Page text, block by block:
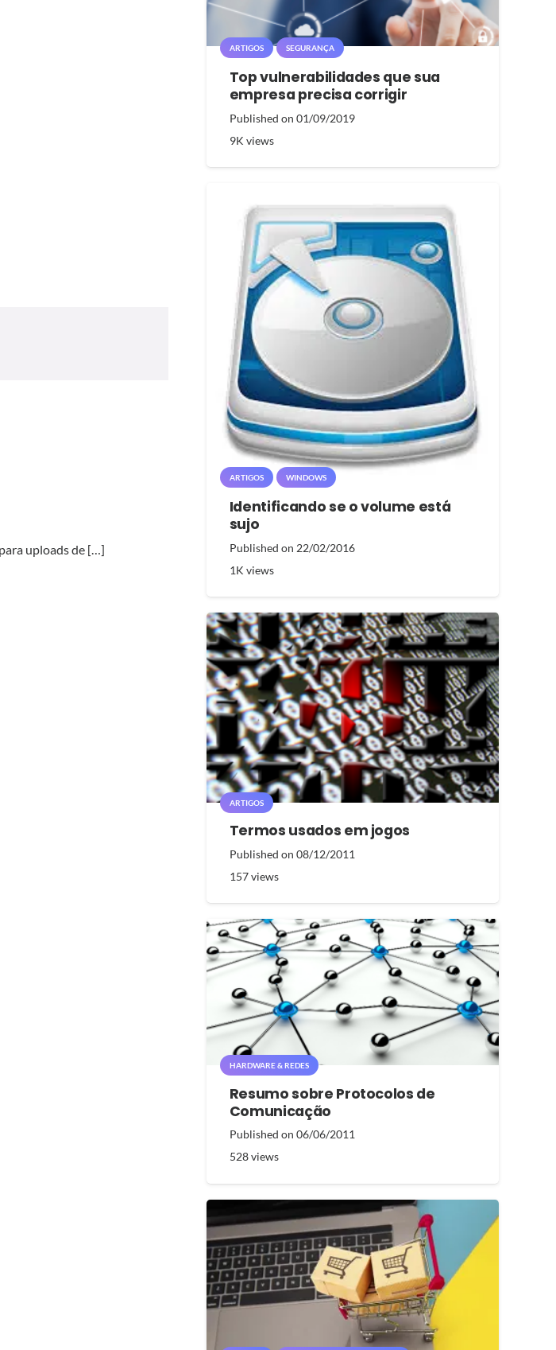
uploads de […]
ARTIGOS SEGURANÇA
Top vulnerabilidades que sua
empresa precisa corrigir
Published on 01/09/2019
9K views
ARTIGOS WINDOWS
Identificando se o volume está
sujo
Published on 22/02/2016
1K views
ARTIGOS
Termos usados em jogos
Published on 08/12/2011
157views
HARDWARE & REDES
Resumo sobre Protocolos de
Comunicação
Published on 06/06/2011
528views